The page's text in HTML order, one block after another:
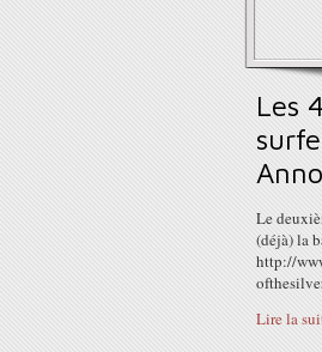
Les
Le
(déjà) la
http://
Lire la